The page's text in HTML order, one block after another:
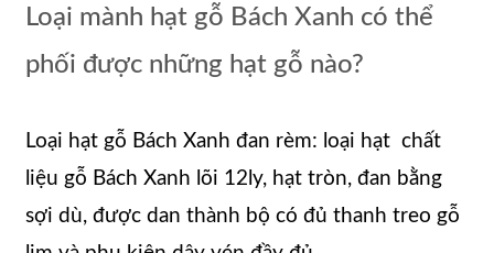
Loại mành hạt gỗ Bách Xanh có thể
phối được những hạt gỗ nào?
Loại hạt gỗ Bách Xanh đan rèm: loại hạt chất
liệu gỗ Bách Xanh lõi 12ly, hạt tròn, đan bằng
sợi dù, được dan thành bộ có đủ thanh treo gỗ